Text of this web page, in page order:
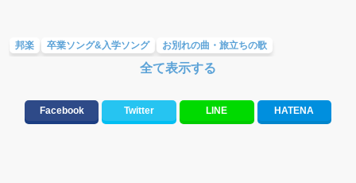
邦楽 卒業ソング&入学ソング お別れの曲・旅立ちの歌
友達&友情ソング・青春ソング 応援ソング
元気が出る歌・やる気が出る曲・明るい曲・楽しい歌・勇気が出る歌
全て表示する
Facebook Twitter LINE HATENA